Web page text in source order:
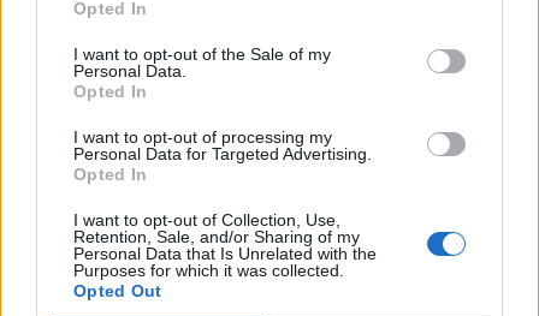
Opted In
I want to opt-out of the Sale of my
Personal Data.
Opted In
I want to opt-out of processing my
Personal Data for Targeted Advertising.
Opted In
I want to opt-out of Collection, Use,
Retention, Sale, and/or Sharing of my
Personal Data that Is Unrelated with the
Purposes for which it was collected.
Opted Out
Publicidad